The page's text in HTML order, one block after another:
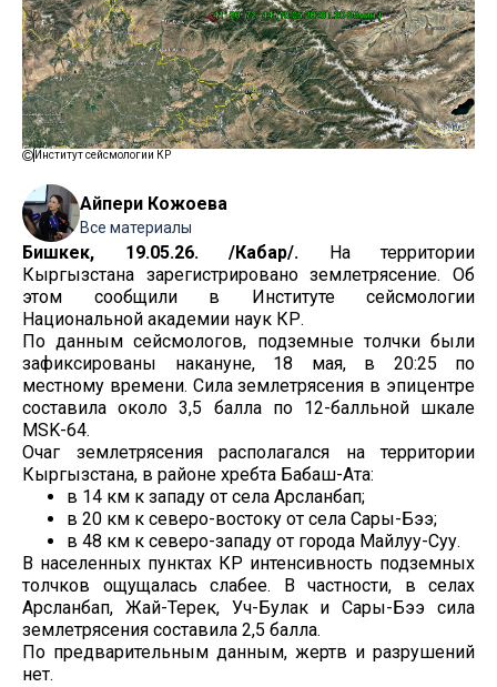
Институт сейсмологии КР
Айпери Кожоева
Все материалы
Бишкек, 19.05.26. /Кабар/. На территории
Кыргызстана зарегистрировано землетрясение. Об
этом сообщили в Институте сейсмологии
Национальной академии наук КР.
По данным сейсмологов, подземные толчки были
зафиксированы накануне, 18 мая, в 20:25 по
местному времени. Сила землетрясения в эпицентре
составила около 3,5 балла по 12-балльной шкале
MSK-64.
Очаг землетрясения располагался на территории
Кыргызстана, в районе хребта Бабаш-Ата:
в 14 км к западу от села Арсланбап;
в 20 км к северо-востоку от села Сары-Бээ;
в 48 км к северо-западу от города Майлуу-Суу.
В населенных пунктах КР интенсивность подземных
толчков ощущалась слабее. В частности, в селах
Арсланбап, Жай-Терек, Уч-Булак и Сары-Бээ сила
землетрясения составила 2,5 балла.
По предварительным данным, жертв и разрушений
нет.